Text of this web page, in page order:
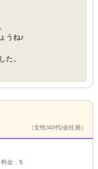
うね♪
た。
（女性/40代/会社員）
金： 5